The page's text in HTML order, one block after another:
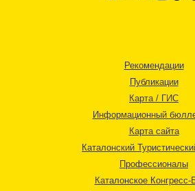
Рекомендации
Публикации
Карта / ГИС
Информационный
Карта сайта
Каталонский
Профессионалы
Каталонское